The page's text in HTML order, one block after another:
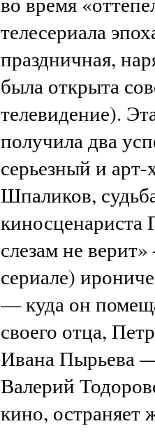
телесериала
праздничная,
была открыта
телевидение).
получила два
серьезный и
Шпаликов,
слезам не
сериале)
— куда он
своего отца,
Ивана Пырьева
Валерий
кино, остраняет